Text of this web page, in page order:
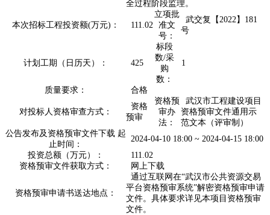
全过程阶段监理。
本次招标工程投资额(万元)： 111.02
立项批
准文
号：
武交复【2022】181
号
计划工期（日历天）： 425
标段
数/采
购
数：
1
质量要求： 合格
对投标人资格审查方式：
资格
预审
资格预
审办
法：
武汉市工程建设项目
资格预审文件通用示
范文本（评审制）
公告发布及资格预审文件下载 起
止时间：
2024-04-10 18:00 ~ 2024-04-15 18:00
投资总额（万元）：
111.02
资格预审文件获取方式：
网上下载
资格预审申请书送达地点：
通过互联网在“武汉市公共资源交易
平台资格预审系统”解密资格预审申请
文件。具体要求详见本项目资格预审
文件。